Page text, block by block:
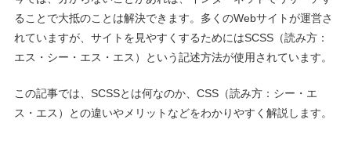
ることで大抵のことは解決できます。多くのWebサイトが運営さ
れていますが、サイトを見やすくするためにはSCSS（読み方：
エス・シー・エス・エス）という記述方法が使用されています。
この記事では、SCSSとは何なのか、CSS（読み方：シー・エ
ス・エス）との違いやメリットなどをわかりやすく解説します。